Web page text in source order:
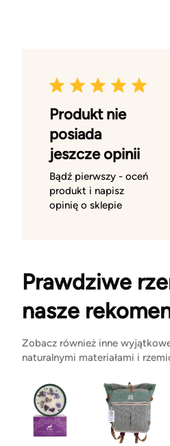
Produkt nie
posiada
jeszcze opinii
Bądź pierwszy - oceń
produkt i napisz
opinię o sklepie
Prawdziwe
nasze
Zobacz również inne
naturalnymi materiałami i